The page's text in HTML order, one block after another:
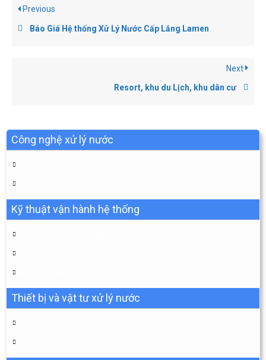
Previous
Báo Giá Hệ thống Xử Lý Nước Cấp Lắng Lamen
Next
Resort, khu du Lịch, khu dân cư
Công nghệ xử lý nước
Kỹ thuật vận hành hệ thống
Thiết bị và vật tư xử lý nước